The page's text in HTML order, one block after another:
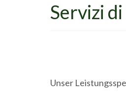
Servizi
Unser